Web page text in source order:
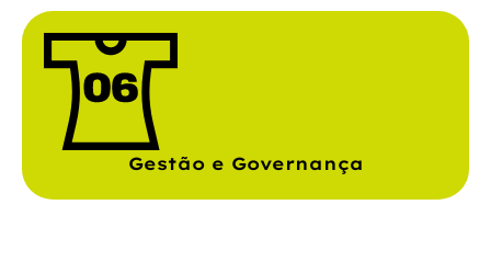
Gestão e Governança